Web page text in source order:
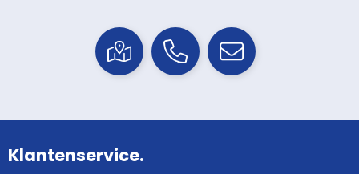
Klantenservice.